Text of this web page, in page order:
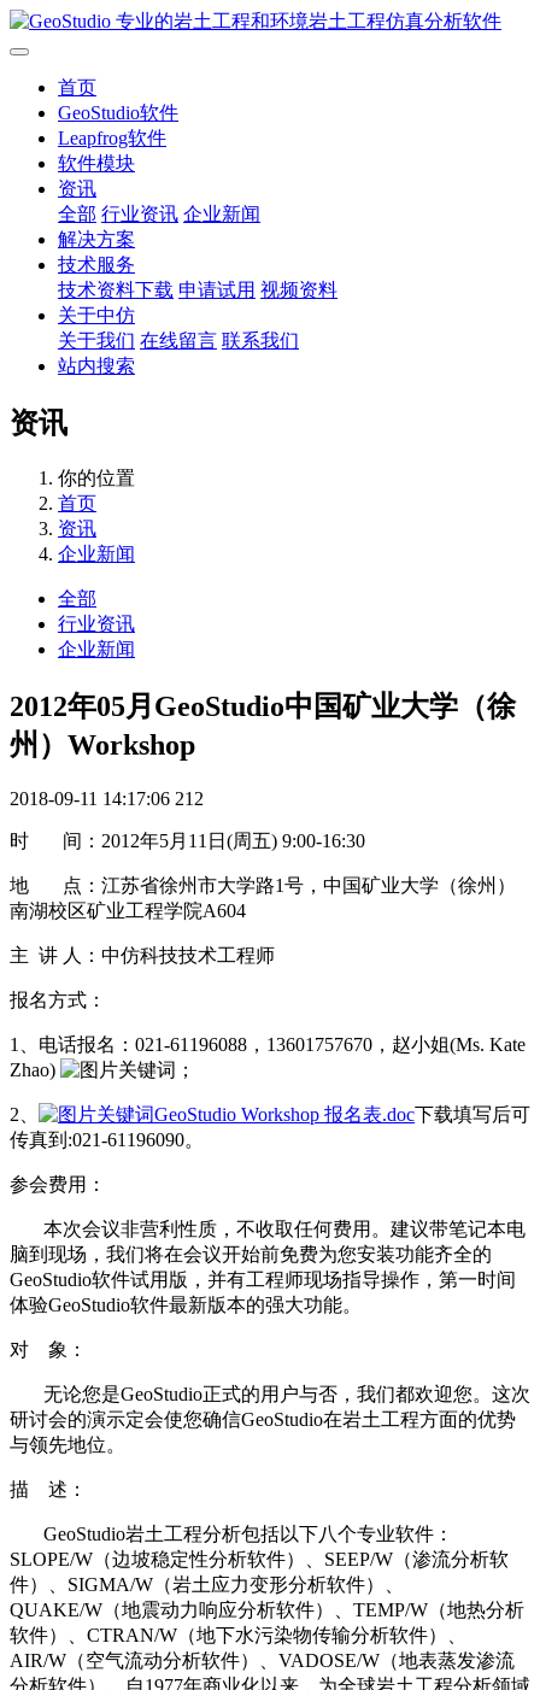
首页
GeoStudio软件
Leapfrog软件
软件模块
资讯
全部 行业资讯 企业新闻
解决方案
技术服务
技术资料下载 申请试用 视频资料
关于中仿
关于我们 在线留言 联系我们
站内搜索
资讯
你的位置
首页
资讯
企业新闻
全部
行业资讯
企业新闻
2012年05月GeoStudio中国矿业大学（徐
州）Workshop
2018-09-11 14:17:06 212
时 间：2012年5月11日(周五) 9:00-16:30
地 点：江苏省徐州市大学路1号，中国矿业大学（徐州）
南湖校区矿业工程学院A604
主 讲 人：中仿科技技术工程师
报名方式：
1、电话报名：021-61196088，13601757670，赵小姐(Ms. Kate
Zhao)
；
2、 GeoStudio Workshop 报名表.doc下载填写后可
传真到:021-61196090。
参会费用：
本次会议非营利性质，不收取任何费用。建议带笔记本电
脑到现场，我们将在会议开始前免费为您安装功能齐全的
GeoStudio软件试用版，并有工程师现场指导操作，第一时间
体验GeoStudio软件最新版本的强大功能。
对 象：
无论您是GeoStudio正式的用户与否，我们都欢迎您。这次
研讨会的演示定会使您确信GeoStudio在岩土工程方面的优势
与领先地位。
描 述：
GeoStudio岩土工程分析包括以下八个专业软件：
SLOPE/W（边坡稳定性分析软件）、SEEP/W（渗流分析软
件）、SIGMA/W（岩土应力变形分析软件）、
QUAKE/W（地震动力响应分析软件）、TEMP/W（地热分析
软件）、CTRAN/W（地下水污染物传输分析软件）、
AIR/W（空气流动分析软件）、VADOSE/W（地表蒸发渗流
分析软件）。自1977年商业化以来，为全球岩土工程分析领域